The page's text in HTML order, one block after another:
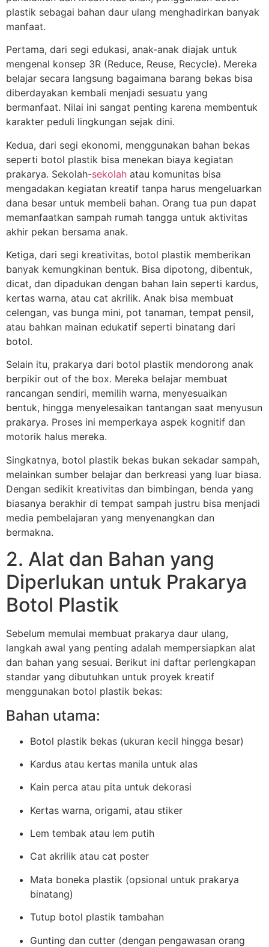
plastik sebagai bahan daur ulang menghadirkan banyak
manfaat.
Pertama, dari segi edukasi, anak-anak diajak untuk
mengenal konsep 3R (Reduce, Reuse, Recycle). Mereka
belajar secara langsung bagaimana barang bekas bisa
diberdayakan kembali menjadi sesuatu yang
bermanfaat. Nilai ini sangat penting karena membentuk
karakter peduli lingkungan sejak dini.
Kedua, dari segi ekonomi, menggunakan bahan bekas
seperti botol plastik bisa menekan biaya kegiatan
prakarya. Sekolah-sekolah atau komunitas bisa
mengadakan kegiatan kreatif tanpa harus mengeluarkan
dana besar untuk membeli bahan. Orang tua pun dapat
memanfaatkan sampah rumah tangga untuk aktivitas
akhir pekan bersama anak.
Ketiga, dari segi kreativitas, botol plastik memberikan
banyak kemungkinan bentuk. Bisa dipotong, dibentuk,
dicat, dan dipadukan dengan bahan lain seperti kardus,
kertas warna, atau cat akrilik. Anak bisa membuat
celengan, vas bunga mini, pot tanaman, tempat pensil,
atau bahkan mainan edukatif seperti binatang dari
botol.
Selain itu, prakarya dari botol plastik mendorong anak
berpikir out of the box. Mereka belajar membuat
rancangan sendiri, memilih warna, menyesuaikan
bentuk, hingga menyelesaikan tantangan saat menyusun
prakarya. Proses ini memperkaya aspek kognitif dan
motorik halus mereka.
Singkatnya, botol plastik bekas bukan sekadar sampah,
melainkan sumber belajar dan berkreasi yang luar biasa.
Dengan sedikit kreativitas dan bimbingan, benda yang
biasanya berakhir di tempat sampah justru bisa menjadi
media pembelajaran yang menyenangkan dan
bermakna.
2. Alat dan Bahan yang
Diperlukan untuk Prakarya
Botol Plastik
Sebelum memulai membuat prakarya daur ulang,
langkah awal yang penting adalah mempersiapkan alat
dan bahan yang sesuai. Berikut ini daftar perlengkapan
standar yang dibutuhkan untuk proyek kreatif
menggunakan botol plastik bekas:
Bahan utama:
Botol plastik bekas (ukuran kecil hingga besar)
Kardus atau kertas manila untuk alas
Kain perca atau pita untuk dekorasi
Kertas warna, origami, atau stiker
Lem tembak atau lem putih
Cat akrilik atau cat poster
Mata boneka plastik (opsional untuk prakarya
binatang)
Tutup botol plastik tambahan
Gunting dan cutter (dengan pengawasan orang